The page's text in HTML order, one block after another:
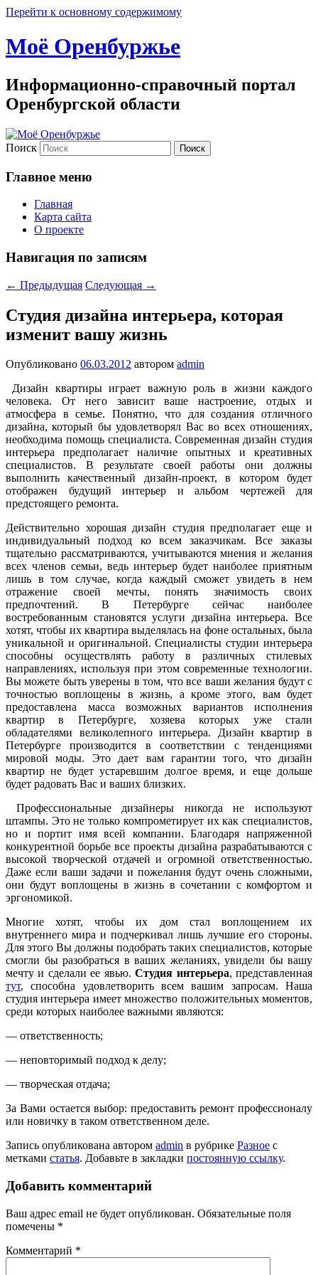
Перейти к основному содержимому
Моё Оренбуржье
Информационно-справочный портал
Оренбургской области
Поиск
Главное меню
Главная
Карта сайта
О проекте
Навигация по записям
← Предыдущая Следующая →
Студия дизайна интерьера, которая
изменит вашу жизнь
Опубликовано 06.03.2012 автором admin
Дизайн квартиры играет важную роль в жизни каждого
человека. От него зависит ваше настроение, отдых и
атмосфера в семье. Понятно, что для создания отличного
дизайна, который бы удовлетворял Вас во всех отношениях,
необходима помощь специалиста. Современная дизайн студия
интерьера предполагает наличие опытных и креативных
специалистов. В результате своей работы они должны
выполнить качественный дизайн-проект, в котором будет
отображен будущий интерьер и альбом чертежей для
предстоящего ремонта.
Действительно хорошая дизайн студия предполагает еще и
индивидуальный подход ко всем заказчикам. Все заказы
тщательно рассматриваются, учитываются мнения и желания
всех членов семьи, ведь интерьер будет наиболее приятным
лишь в том случае, когда каждый сможет увидеть в нем
отражение своей мечты, понять значимость своих
предпочтений. В Петербурге сейчас наиболее
востребованным становятся услуги дизайна интерьера. Все
хотят, чтобы их квартира выделялась на фоне остальных, была
уникальной и оригинальной. Специалисты студии интерьера
способны осуществлять работу в различных стилевых
направлениях, используя при этом современные технологии.
Вы можете быть уверены в том, что все ваши желания будут с
точностью воплощены в жизнь, а кроме этого, вам будет
предоставлена масса возможных вариантов исполнения
квартир в Петербурге, хозяева которых уже стали
обладателями великолепного интерьера. Дизайн квартир в
Петербурге производится в соответствии с тенденциями
мировой моды. Это дает вам гарантии того, что дизайн
квартир не будет устаревшим долгое время, и еще дольше
будет радовать Вас и ваших близких.
Профессиональные дизайнеры никогда не используют
штампы. Это не только компрометирует их как специалистов,
но и портит имя всей компании. Благодаря напряженной
конкурентной борьбе все проекты дизайна разрабатываются с
высокой творческой отдачей и огромной ответственностью.
Даже если ваши задачи и пожелания будут очень сложными,
они будут воплощены в жизнь в сочетании с комфортом и
эргономикой.
Многие хотят, чтобы их дом стал воплощением их
внутреннего мира и подчеркивал лишь лучшие его стороны.
Для этого Вы должны подобрать таких специалистов, которые
смогли бы разобраться в ваших желаниях, увидели бы вашу
мечту и сделали ее явью.Студия интерьера, представленная
тут, способна удовлетворить всем вашим запросам. Наша
студия интерьера имеет множество положительных моментов,
среди которых наиболее важными являются:
— ответственность;
— неповторимый подход к делу;
— творческая отдача;
За Вами остается выбор: предоставить ремонт профессионалу
или новичку в таком ответственном деле.
Запись опубликована автором admin в рубрике Разное с
метками статья. Добавьте в закладки постоянную ссылку.
Добавить комментарий
Ваш адрес email не будет опубликован. Обязательные поля
помечены *
Комментарий *